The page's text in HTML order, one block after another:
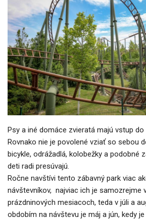
Psy a iné domáce zvieratá majú vstup do
Rovnako nie je povolené vziať so sebou
bicykle, odrážadlá, kolobežky a podobné
deti radi presúvajú.
Ročne navštívi tento zábavný park viac
návštevníkov, najviac ich je samozrejme
prázdninových mesiacoch, teda v júli a
obdobím na návštevu je máj a jún, kedy